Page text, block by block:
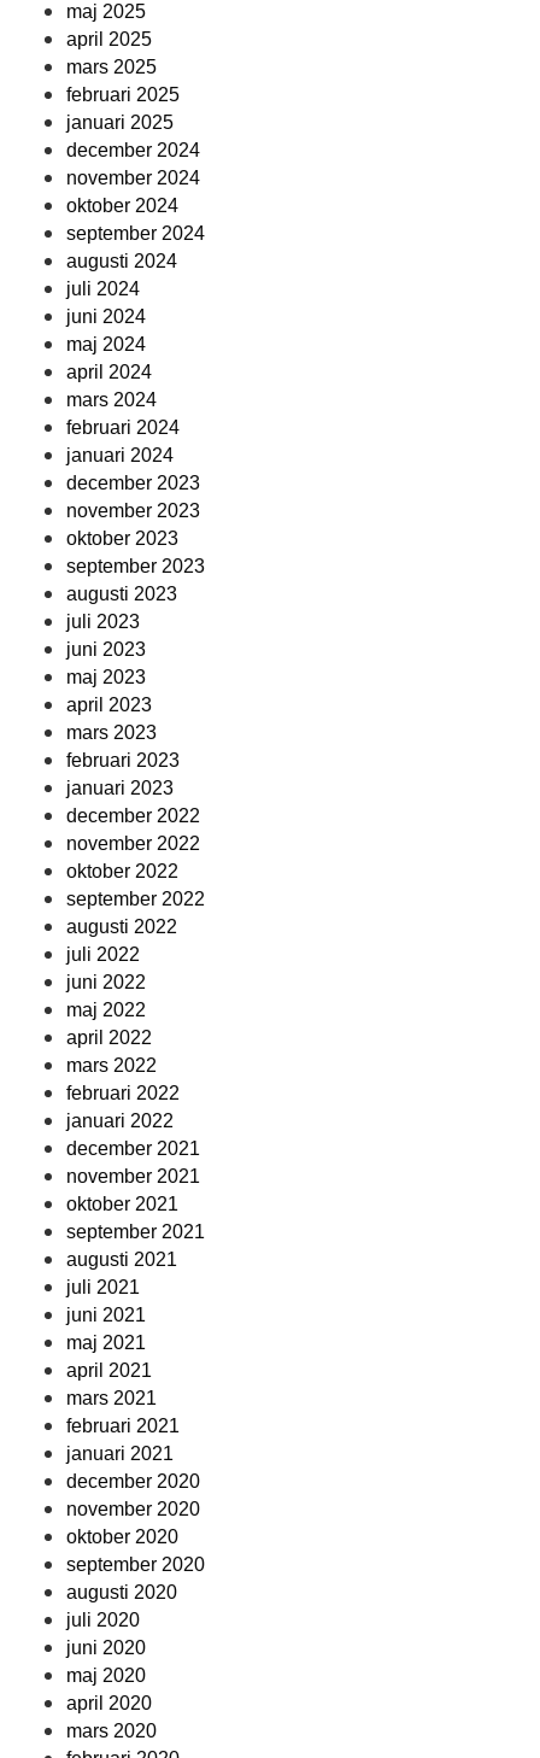
maj 2025
april 2025
mars 2025
februari 2025
januari 2025
december 2024
november 2024
oktober 2024
september 2024
augusti 2024
juli 2024
juni 2024
maj 2024
april 2024
mars 2024
februari 2024
januari 2024
december 2023
november 2023
oktober 2023
september 2023
augusti 2023
juli 2023
juni 2023
maj 2023
april 2023
mars 2023
februari 2023
januari 2023
december 2022
november 2022
oktober 2022
september 2022
augusti 2022
juli 2022
juni 2022
maj 2022
april 2022
mars 2022
februari 2022
januari 2022
december 2021
november 2021
oktober 2021
september 2021
augusti 2021
juli 2021
juni 2021
maj 2021
april 2021
mars 2021
februari 2021
januari 2021
december 2020
november 2020
oktober 2020
september 2020
augusti 2020
juli 2020
juni 2020
maj 2020
april 2020
mars 2020